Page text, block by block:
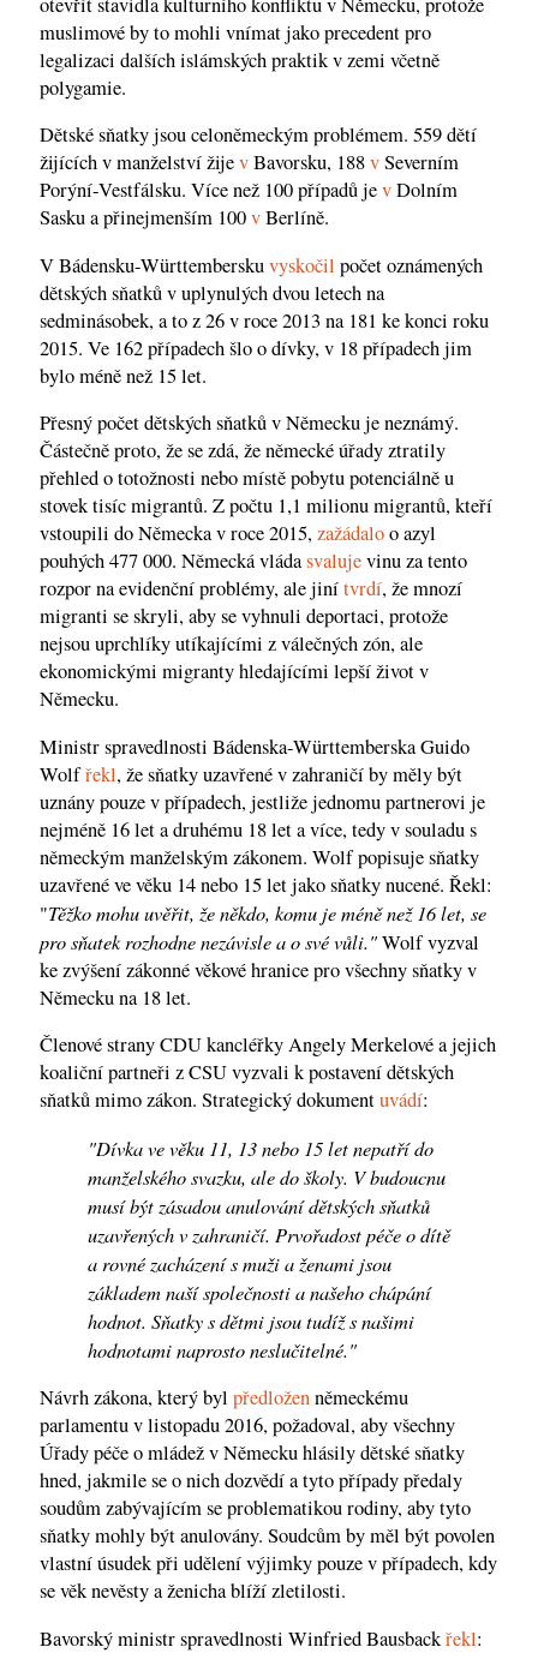
muslimové by to mohli vnímat jako precedent pro
legalizaci dalších islámských praktik v zemi včetně
polygamie.
Dětské sňatky jsou celoněmeckým problémem. 559 dětí
žijících v manželství žijevBavorsku, 188vSeverním
Porýní-Vestfálsku. Více než 100 případů jevDolním
Sasku a přinejmenším 100vBerlíně.
V Bádensku-Württemberskuvyskočil počet oznámených
dětských sňatků v uplynulých dvou letech na
sedminásobek, a to z 26 v roce 2013 na 181 ke konci roku
2015. Ve 162 případech šlo o dívky, v 18 případech jim
bylo méně než 15 let.
Přesný počet dětských sňatků v Německu je neznámý.
Částečně proto, že se zdá, že německé úřady ztratily
přehled o totožnosti nebo místě pobytu potenciálně u
stovek tisíc migrantů. Z počtu 1,1 milionu migrantů, kteří
vstoupili do Německa v roce 2015,zažádaloo azyl
pouhých 477 000. Německá vládasvalujevinu za tento
rozpor na evidenční problémy, ale jinítvrdí, že mnozí
migranti se skryli, aby se vyhnuli deportaci, protože
nejsou uprchlíky utíkajícími z válečných zón, ale
ekonomickými migranty hledajícími lepší život v
Německu.
Ministr spravedlnosti Bádenska-Württemberska Guido
Wolfřekl, že sňatky uzavřené v zahraničí by měly být
uznány pouze v případech, jestliže jednomu partnerovi je
nejméně 16 let a druhému 18 let a více, tedy v souladu s
německým manželským zákonem. Wolf popisuje sňatky
uzavřené ve věku 14 nebo 15 let jako sňatky nucené. Řekl:
"Těžko mohu uvěřit, že někdo, komu je méně než 16 let, se
pro sňatek rozhodne nezávisle a o své vůli."Wolf vyzval
ke zvýšení zákonné věkové hranice pro všechny sňatky v
Německu na 18 let.
Členové strany CDU kancléřky Angely Merkelové a jejich
koaliční partneři z CSU vyzvali k postavení dětských
sňatků mimo zákon. Strategický dokumentuvádí:
"Dívka ve věku 11, 13 nebo 15 let nepatří do
manželského svazku, ale do školy. V budoucnu
musí být zásadou anulování dětských sňatků
uzavřených v zahraničí. Prvořadost péče o dítě
a rovné zacházení s muži a ženami jsou
základem naší společnosti a našeho chápání
hodnot. Sňatky s dětmi jsou tudíž s našimi
hodnotami naprosto neslučitelné."
Návrh zákona, který byl předloženněmeckému
parlamentu v listopadu 2016, požadoval, aby všechny
Úřady péče o mládež v Německu hlásily dětské sňatky
hned, jakmile se o nich dozvědí a tyto případy předaly
soudům zabývajícím se problematikou rodiny, aby tyto
sňatky mohly být anulovány. Soudcům by měl být povolen
vlastní úsudek při udělení výjimky pouze v případech, kdy
se věk nevěsty a ženicha blíží zletilosti.
Bavorský ministr spravedlnosti Winfried Bausbackřekl: